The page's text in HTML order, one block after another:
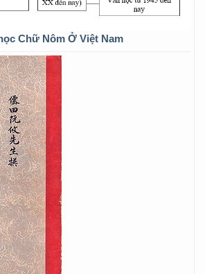
Chữ Nôm Ở Việt Nam